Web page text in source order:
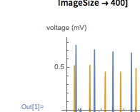
Out[1]=